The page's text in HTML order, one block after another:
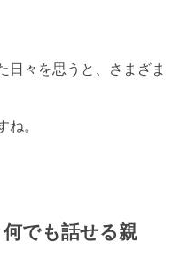
日々を思うと、さまざま
ね。
でも話せる親